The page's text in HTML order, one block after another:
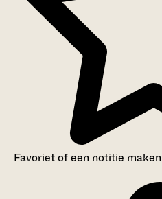
Favoriet of een notitie maken